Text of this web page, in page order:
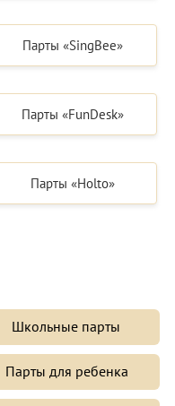
Парты «SingBee»
Парты «FunDesk»
Парты «Holto»
Школьные парты
Парты для ребенка